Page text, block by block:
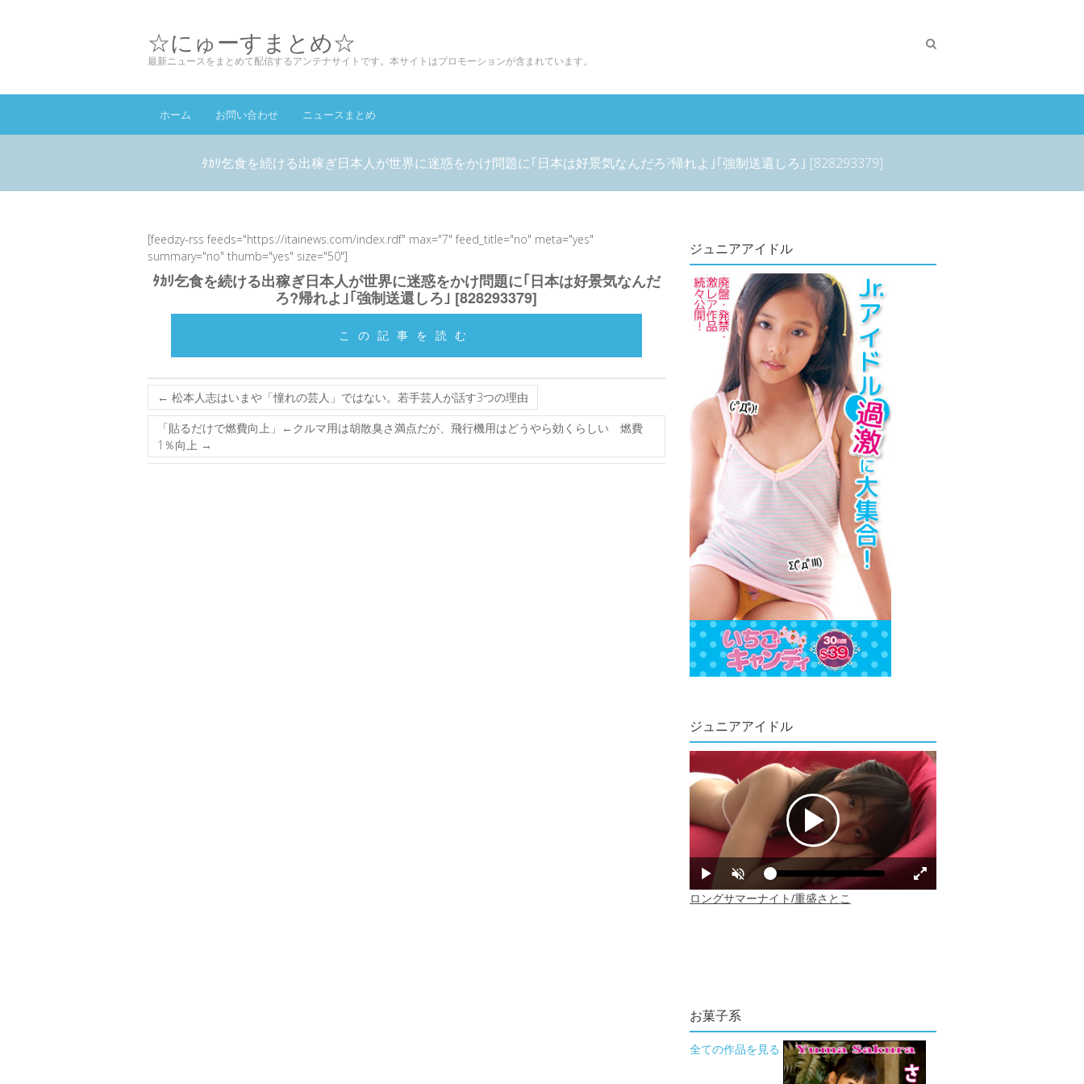
☆にゅーすまとめ☆
最新ニュースをまとめて配信するアンテナサイトです。本サイトはプロモーションが含まれています。
ホーム お問い合わせ ニュースまとめ
ﾀｶﾘ乞食を続ける出稼ぎ日本人が世界に迷惑をかけ問題に｢日本は好景気なんだろ?帰れよ｣｢強制送還しろ｣ [828293379]
[feedzy-rss feeds="https://itainews.com/index.rdf" max="7" feed_title="no" meta="yes"
summary="no" thumb="yes" size="50"]
ﾀｶﾘ乞食を続ける出稼ぎ日本人が世界に迷惑をかけ問題に｢日本は好景気なんだ
ろ?帰れよ｣｢強制送還しろ｣ [828293379]
この記事を読む
← 松本人志はいまや「憧れの芸人」ではない。若手芸人が話す3つの理由
「貼るだけで燃費向上」←クルマ用は胡散臭さ満点だが、飛行機用はどうやら効くらしい 燃費
1％向上 →
ジュニアアイドル
ジュニアアイドル
お菓子系
全ての作品を見る